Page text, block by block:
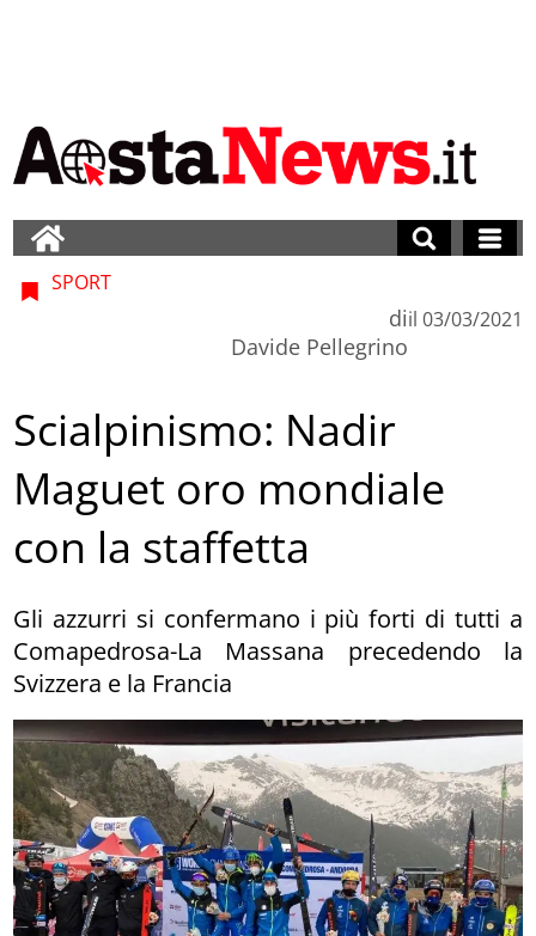
SPORT
di
Davide Pellegrino
il 03/03/2021
Scialpinismo: Nadir
Maguet oro mondiale
con la staffetta
Gli azzurri si confermano i più forti di tutti a
Comapedrosa-La Massana precedendo la
Svizzera e la Francia